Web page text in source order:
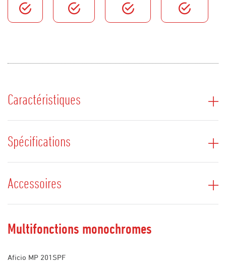
Caractéristiques
Spécifications
Accessoires
Multifonctions monochromes
Aficio MP 201SPF